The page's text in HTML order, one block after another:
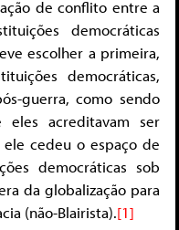
de conflito entre a
democráticas
escolher a primeira,
democráticas,
guerra, como sendo
eles acreditavam ser
ele cedeu o espaço de
democráticas sob
da globalização para
(não-Blairista).[1]